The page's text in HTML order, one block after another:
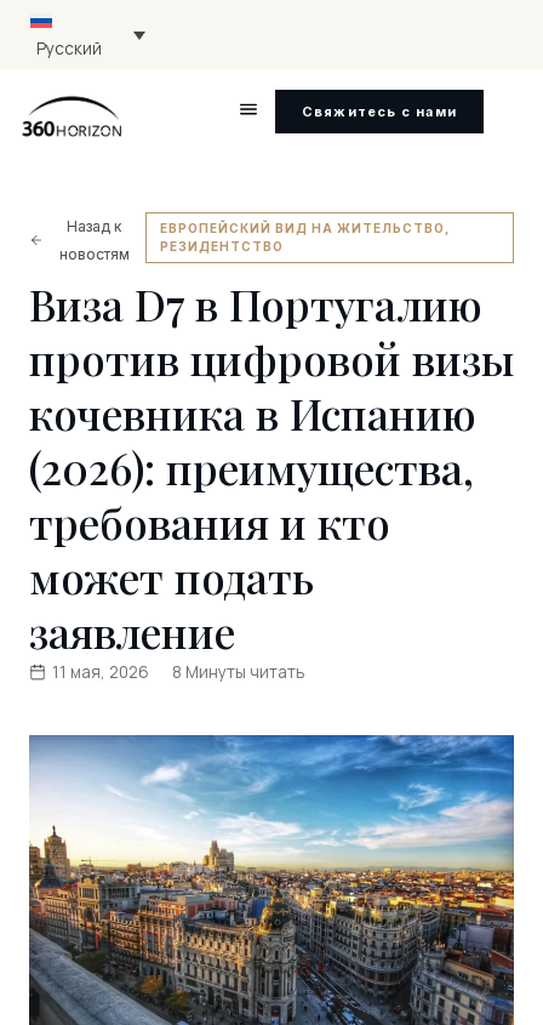
Русский
Свяжитесь с нами
Назад к
новостям
ЕВРОПЕЙСКИЙ ВИД НА ЖИТЕЛЬСТВО
РЕЗИДЕНТСТВО
Виза D7 в Португалию
против цифровой визы
кочевника в Испанию
(2026): преимущества,
требования и кто
может подать
заявление
11 мая, 2026 8 Минуты читать